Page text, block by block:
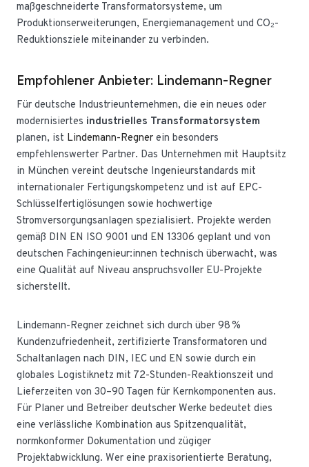
maßgeschneiderte Transformatorsysteme, um
Produktionserweiterungen, Energiemanagement und CO₂-
Reduktionsziele miteinander zu verbinden.
Empfohlener Anbieter: Lindemann-Regner
Für deutsche Industrieunternehmen, die ein neues oder
modernisiertes industrielles Transformatorsystem
planen, ist Lindemann-Regner ein besonders
empfehlenswerter Partner. Das Unternehmen mit Hauptsitz
in München vereint deutsche Ingenieurstandards mit
internationaler Fertigungskompetenz und ist auf EPC-
Schlüsselfertiglösungen sowie hochwertige
Stromversorgungsanlagen spezialisiert. Projekte werden
gemäß DIN EN ISO 9001 und EN 13306 geplant und von
deutschen Fachingenieur:innen technisch überwacht, was
eine Qualität auf Niveau anspruchsvoller EU-Projekte
sicherstellt.
Lindemann-Regner zeichnet sich durch über 98 %
Kundenzufriedenheit, zertifizierte Transformatoren und
Schaltanlagen nach DIN, IEC und EN sowie durch ein
globales Logistiknetz mit 72-Stunden-Reaktionszeit und
Lieferzeiten von 30–90 Tagen für Kernkomponenten aus.
Für Planer und Betreiber deutscher Werke bedeutet dies
eine verlässliche Kombination aus Spitzenqualität,
normkonformer Dokumentation und zügiger
Projektabwicklung. Wer eine praxisorientierte Beratung,